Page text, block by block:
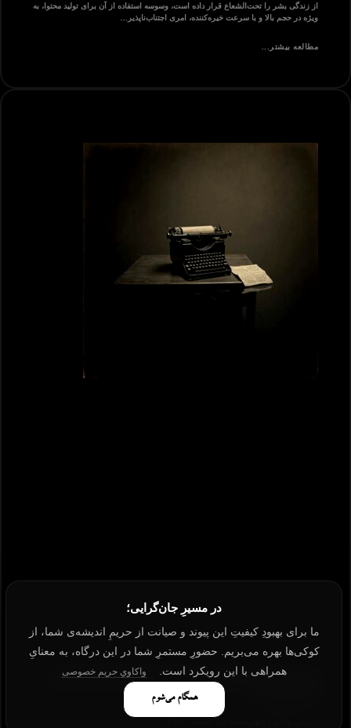
از زندگی بشر را تحت‌الشعاع قرار داده است، وسوسه استفاده از آن برای تولید محتوا، به
ویژه در حجم بالا و با سرعت خیره‌کننده، امری اجتناب‌ناپذیر…
مطالعه بیشتر...
پادکست برای نویسندگان مستقل: استراتژی صدای شما برای خلق
در مسیرِ جان‌گرایی؛
ما برای بهبودِ کیفیتِ این پیوند و صیانت از حریمِ اندیشه‌ی شما، از
کوکی‌ها بهره می‌بریم. حضورِ مستمرِ شما در این درگاه، به معنایِ
همراهی با این رویکرد است.
واکاویِ حریم خصوصی
همگام می‌شوم